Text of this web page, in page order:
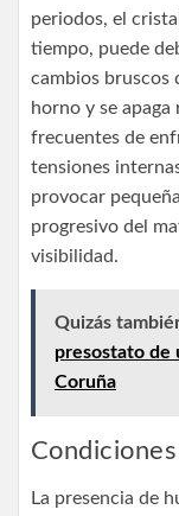
periodos, el
tiempo, puede
cambios bruscos
horno y se
frecuentes de
tensiones
provocar
progresivo del
visibilidad.
Quizás
presostato de
Coruña
La presencia de